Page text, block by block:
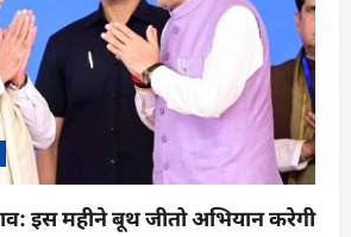
इस महीने बूथ जीतो अभियान करेगी